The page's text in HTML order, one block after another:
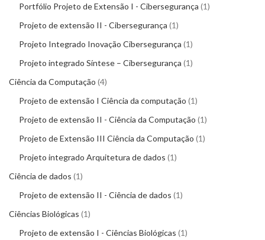
Portfólio Projeto de Extensão I - Cibersegurança 1
Projeto de extensão II - Cibersegurança 1
Projeto Integrado Inovação Cibersegurança 1
Projeto integrado Síntese – Cibersegurança 1
Ciência da Computação 4
Projeto de extensão I Ciência da computação 1
Projeto de extensão II - Ciência da Computação 1
Projeto de Extensão III Ciência da Computação 1
Projeto integrado Arquitetura de dados 1
Ciência de dados 1
Projeto de extensão II - Ciência de dados 1
Ciências Biológicas 1
Projeto de extensão I - Ciências Biológicas 1